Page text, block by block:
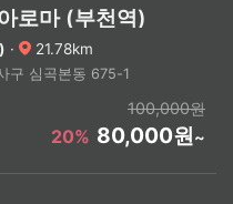
로마 (부천역)
· 21.78km
구 심곡본동 675-1
100,000원
20% 80,000원~